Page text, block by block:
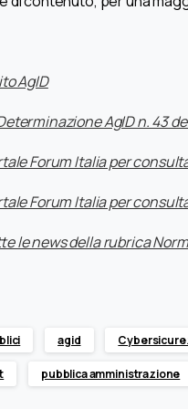
AgID
AgID n. 43
Forum Italia per
Forum Italia per
le news della rubrica
agid
pubblica amministrazione